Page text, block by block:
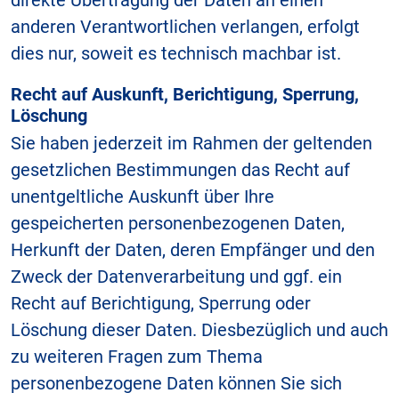
anderen Verantwortlichen verlangen, erfolgt
dies nur, soweit es technisch machbar ist.
Recht auf Auskunft, Berichtigung, Sperrung,
Löschung
Sie haben jederzeit im Rahmen der geltenden
gesetzlichen Bestimmungen das Recht auf
unentgeltliche Auskunft über Ihre
gespeicherten personenbezogenen Daten,
Herkunft der Daten, deren Empfänger und den
Zweck der Datenverarbeitung und ggf. ein
Recht auf Berichtigung, Sperrung oder
Löschung dieser Daten. Diesbezüglich und auch
zu weiteren Fragen zum Thema
personenbezogene Daten können Sie sich